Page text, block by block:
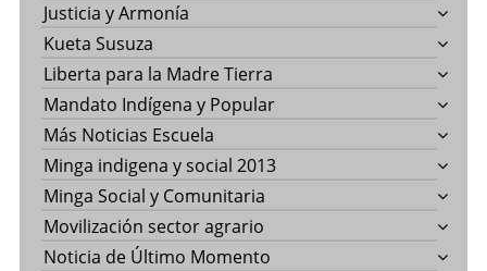
Justicia y Armonía
Kueta Susuza
Liberta para la Madre Tierra
Mandato Indígena y Popular
Más Noticias Escuela
Minga indigena y social 2013
Minga Social y Comunitaria
Movilización sector agrario
Noticia de Último Momento